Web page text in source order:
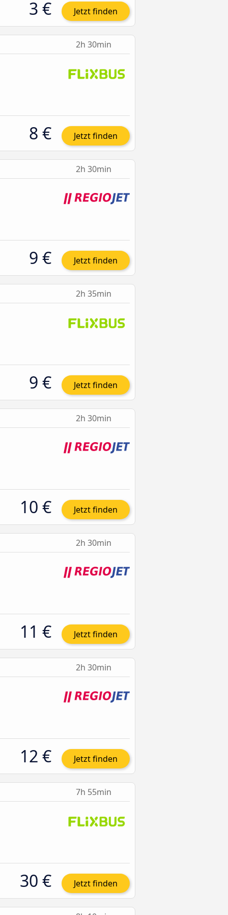
3 € Jetzt finden
2h 30min
8 € Jetzt finden
2h 30min
9 € Jetzt finden
2h 35min
9 € Jetzt finden
2h 30min
10 € Jetzt finden
2h 30min
11 € Jetzt finden
2h 30min
12 € Jetzt finden
7h 55min
30 € Jetzt finden